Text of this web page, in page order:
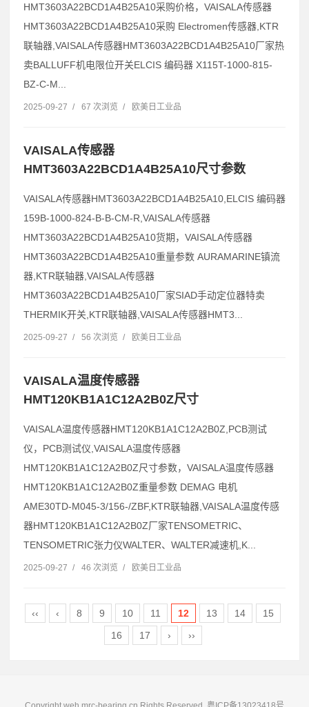
HMT3603A22BCD1A4B25A10采购价格，VAISALA传感器
HMT3603A22BCD1A4B25A10采购 Electromen传感器,KTR
联轴器,VAISALA传感器HMT3603A22BCD1A4B25A10厂家热
卖BALLUFF机电限位开关ELCIS 编码器 X115T-1000-815-
BZ-C-M...
2025-09-27 / 67 次浏览 / 欧美日工业品
VAISALA传感器
HMT3603A22BCD1A4B25A10尺寸参数
VAISALA传感器HMT3603A22BCD1A4B25A10,ELCIS 编码器
159B-1000-824-B-B-CM-R,VAISALA传感器
HMT3603A22BCD1A4B25A10货期，VAISALA传感器
HMT3603A22BCD1A4B25A10重量参数 AURAMARINE镇流
器,KTR联轴器,VAISALA传感器
HMT3603A22BCD1A4B25A10厂家SIAD手动定位器特卖
THERMIK开关,KTR联轴器,VAISALA传感器HMT3...
2025-09-27 / 56 次浏览 / 欧美日工业品
VAISALA温度传感器
HMT120KB1A1C12A2B0Z尺寸
VAISALA温度传感器HMT120KB1A1C12A2B0Z,PCB测试
仪，PCB测试仪,VAISALA温度传感器
HMT120KB1A1C12A2B0Z尺寸参数，VAISALA温度传感器
HMT120KB1A1C12A2B0Z重量参数 DEMAG 电机
AME30TD-M045-3/156-/ZBF,KTR联轴器,VAISALA温度传感
器HMT120KB1A1C12A2B0Z厂家TENSOMETRIC、
TENSOMETRIC张力仪WALTER、WALTER减速机,K...
2025-09-27 / 46 次浏览 / 欧美日工业品
‹‹ ‹ 8 9 10 11 12 13 14
15
16
17 › ››